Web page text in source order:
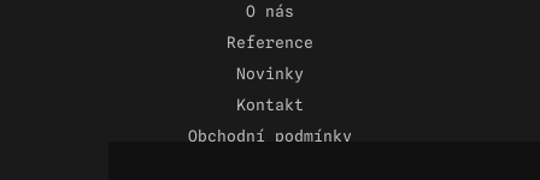
O nás
Reference
Novinky
Kontakt
Obchodní podmínky